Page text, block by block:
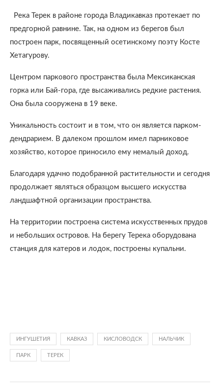
Река Терек в районе города Владикавказ протекает по
предгорной равнине. Так, на одном из берегов был
построен парк, посвященный осетинскому поэту Косте
Хетагурову.
Центром паркового пространства была Мексиканская
горка или Бай-гора, где высаживались редкие растения.
Она была сооружена в 19 веке.
Уникальность состоит и в том, что он является парком-
дендрарием. В далеком прошлом имел парниковое
хозяйство, которое приносило ему немалый доход.
Благодаря удачно подобранной растительности и сегодня
продолжает являться образцом высшего искусства
ландшафтной организации пространства.
На территории построена система искусственных прудов
и небольших островов. На берегу Терека оборудована
станция для катеров и лодок, построены купальни.
ИНГУШЕТИЯ КАВКАЗ КИСЛОВОДСК НАЛЬЧИК
ПАРК ТЕРЕК